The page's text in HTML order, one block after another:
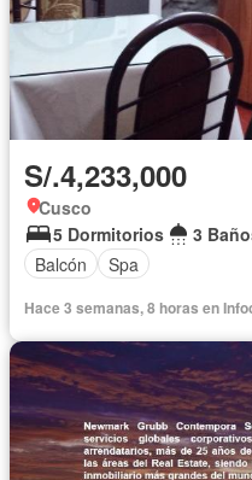
S/.4,233,000
Cusco
5 Dormitorios
3
Balcón
Spa
Hace 3 semanas, 8 horas en